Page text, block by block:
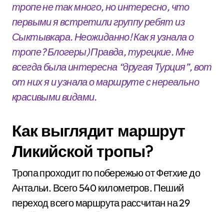
тропе не так много, но интересно, что
первыми я встретили группу ребят из
Сыктывкара. Неожиданно! Как я узнала о
тропе? Блогеры) Правда, турецкие. Мне
всегда была интересна “другая Турция”, вот
от них я и узнала о маршруте с нереально
красивыми видами.
Как выглядит маршрут
Ликийской тропы?
Тропа проходит по побережью от Фетхие до
Антальи. Всего 540 километров. Пеший
переход всего маршрута рассчитан на 29